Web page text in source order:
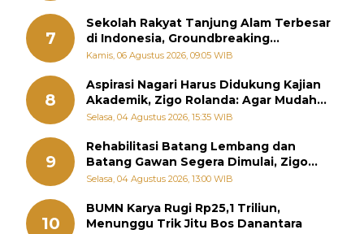
7
Sekolah Rakyat Tanjung Alam Terbesar
di Indonesia, Groundbreaking
September
Kamis, 06 Agustus 2026, 09:05 WIB
8
Aspirasi Nagari Harus Didukung Kajian
Akademik, Zigo Rolanda: Agar Mudah
Diperjuangkan di Kementerian
Selasa, 04 Agustus 2026, 15:35 WIB
9
Rehabilitasi Batang Lembang dan
Batang Gawan Segera Dimulai, Zigo
Rolanda Pastikan Proyek Berjalan
Selasa, 04 Agustus 2026, 13:00 WIB
10
BUMN Karya Rugi Rp25,1 Triliun,
Menunggu Trik Jitu Bos Danantara